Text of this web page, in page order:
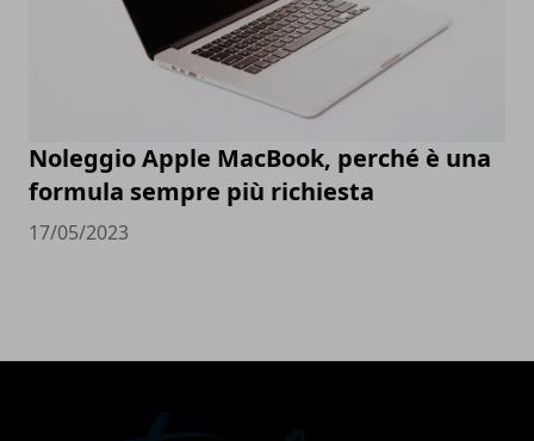
Noleggio Apple MacBook, perché è una
formula sempre più richiesta
17/05/2023